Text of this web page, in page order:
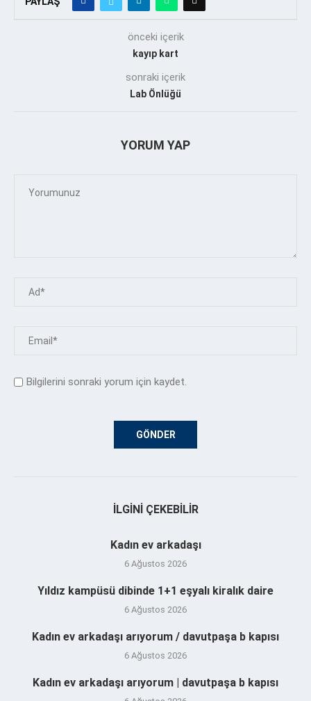
önceki içerik
kayıp kart
sonraki içerik
Lab Önlüğü
YORUM YAP
Bilgilerini sonraki yorum için kaydet.
İLGINI ÇEKEBILIR
Kadın ev arkadaşı
6 Ağustos 2026
Yıldız kampüsü dibinde 1+1 eşyalı kiralık daire
6 Ağustos 2026
Kadın ev arkadaşı arıyorum / davutpaşa b kapısı
6 Ağustos 2026
Kadın ev arkadaşı arıyorum | davutpaşa b kapısı